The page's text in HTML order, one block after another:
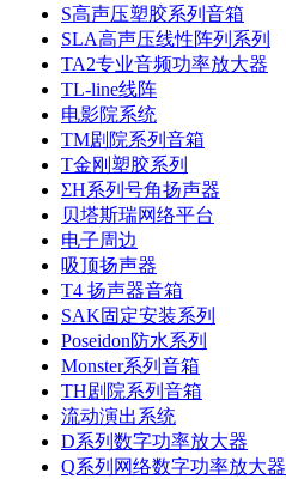
S高声压塑胶系列音箱
SLA高声压线性阵列系列
TA2专业音频功率放大器
TL-line线阵
电影院系统
TM剧院系列音箱
T金刚塑胶系列
ΣH系列号角扬声器
贝塔斯瑞网络平台
电子周边
吸顶扬声器
T4 扬声器音箱
SAK固定安装系列
Poseidon防水系列
Monster系列音箱
TH剧院系列音箱
流动演出系统
D系列数字功率放大器
Q系列网络数字功率放大器